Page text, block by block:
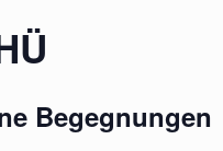
Begegnungen